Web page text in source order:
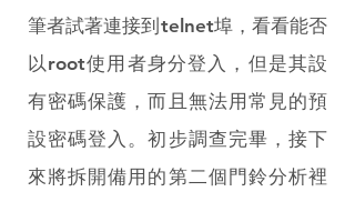
筆者試著連接到telnet埠，看看能否
以root使用者身分登入，但是其設
有密碼保護，而且無法用常見的預
設密碼登入。初步調查完畢，接下
來將拆開備用的第二個門鈴分析裡